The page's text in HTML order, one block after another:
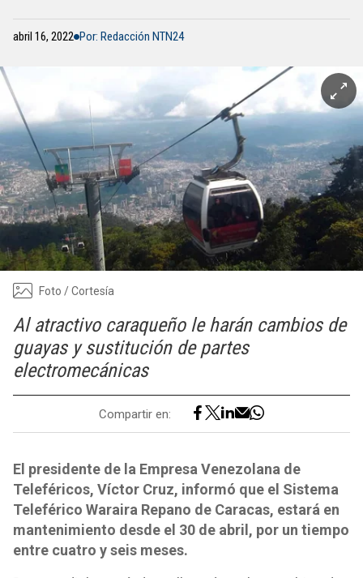
abril 16, 2022 Por: Redacción NTN24
Foto / Cortesía
Al atractivo caraqueño le harán cambios de
guayas y sustitución de partes
electromecánicas
Compartir en:
El presidente de la Empresa Venezolana de
Teleféricos, Víctor Cruz, informó que el Sistema
Teleférico Waraira Repano de Caracas, estará en
mantenimiento desde el 30 de abril, por un tiempo
entre cuatro y seis meses.